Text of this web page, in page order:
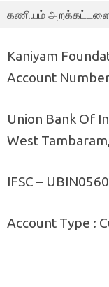
கணியம் அறக்கட்டளை
Kaniyam
Account
Union Bank Of
West
IFSC –
Account Type :